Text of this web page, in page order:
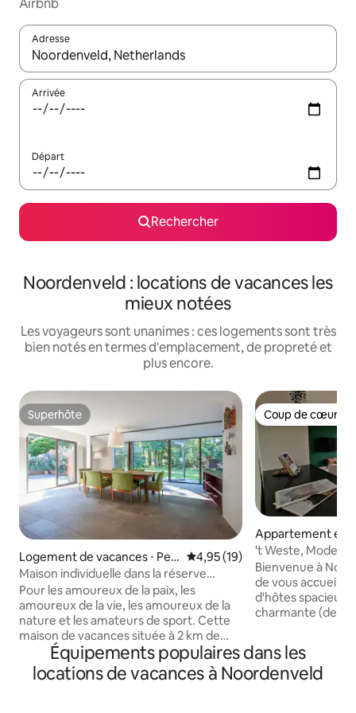
Airbnb
Adresse
Lorsque les résultats s'affichent, utilisez les flèches vers le
Arrivée
Départ
Rechercher
Noordenveld : locations de vacances les
mieux notées
Les voyageurs sont unanimes : ces logements sont très
bien notés en termes d'emplacement, de propreté et
plus encore.
Superhôte
Superhôte
Logement de vacances ⋅ Peiz
e
Évaluation moyenne sur la
4,95 (19)
Maison individuelle dans la réserve
naturelle De Onlanden
Pour les amoureux de la paix, les
amoureux de la vie, les amoureux de la
nature et les amateurs de sport. Cette
maison de vacances située à 2 km de
Groningue vous offre tout l'espace et
tout le confort nécessaires. Intimité
totale avec un jardin privé de plus de
Coup de cœur
Coup de cœur
Appartement en
Norg
't Weste, Modern
center Norg
Bienvenue à
de vous accueillir
d'hôtes
charmante
fantastiques
logement est
de toutes les
Équipements populaires dans les
locations de vacances à Noordenveld